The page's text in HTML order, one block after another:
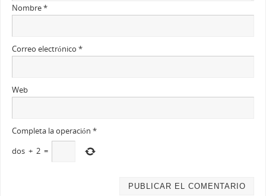
Nombre*
Correo electrónico *
Web
Completa la operación *
dos + 2 =